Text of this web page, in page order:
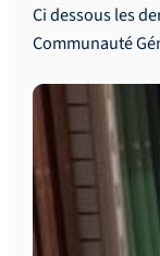
Ci dessous les
Communauté